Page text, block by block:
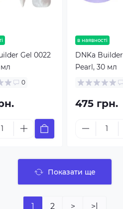
Gel 0022
мл
0
в наявності
DNKa
Pearl, 30 мл
475 грн.
Показати ще
1 2 > >|